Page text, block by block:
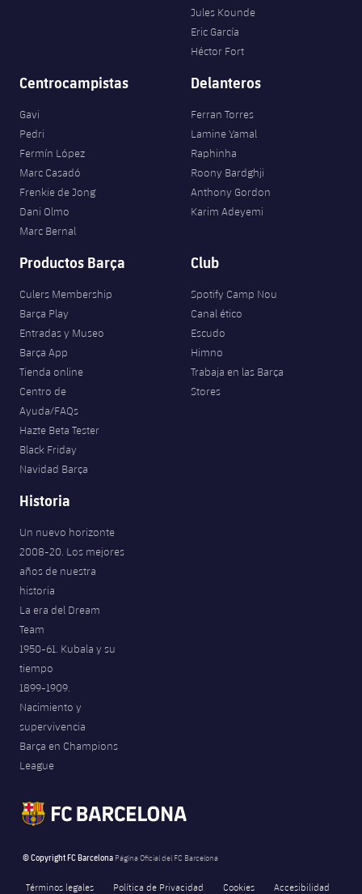
Jules Kounde
Eric García
Héctor Fort
Centrocampistas
Gavi
Pedri
Fermín López
Marc Casadó
Frenkie de Jong
Dani Olmo
Marc Bernal
Delanteros
Ferran Torres
Lamine Yamal
Raphinha
Roony Bardghji
Anthony Gordon
Karim Adeyemi
Productos Barça
Culers Membership
Barça Play
Entradas y Museo
Barça App
Tienda online
Centro de
Ayuda/FAQs
Hazte Beta Tester
Black Friday
Navidad Barça
Club
Spotify Camp Nou
Canal ético
Escudo
Himno
Trabaja en las Barça
Stores
Historia
Un nuevo horizonte
2008-20. Los mejores
años de nuestra
historia
La era del Dream
Team
1950-61. Kubala y su
tiempo
1899-1909.
Nacimiento y
supervivencia
Barça en Champions
League
© Copyright FC Barcelona Página Oficial del FC Barcelona
Términos legales Política de Privacidad Cookies Accesibilidad